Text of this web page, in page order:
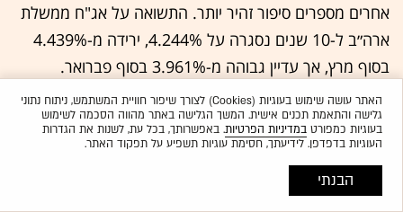
אחרים מספרים סיפור זהיר יותר. התשואה על אג"ח ממשלת
ארה״ב ל-10 שנים נסגרה על 4.244%, ירידה מ-4.439%
בסוף מרץ, אך עדיין גבוהה מ-3.961% בסוף פברואר.
התשואות, שנעות בכיוון הפוך למחירי האג"ח, משקפות
בעיקר את הציפיות של המשקיעים לגבי ממוצע הריבית
לטווח קצר שיקבע הפדרל ריזרב לאורך חיי האג"ח.
האתר עושה שימוש בעוגיות (Cookies) לצורך שיפור חוויית המשתמש, ניתוח נתוני
גלישה והתאמת תכנים אישית. המשך הגלישה באתר מהווה הסכמה לשימוש
בעוגיות כמפורטבמדיניות הפרטיות. באפשרותך, בכל עת, לשנות את הגדרות
העוגיות בדפדפן. לידיעתך, חסימת עוגיות תשפיע על תפקוד האתר.
הבנתי